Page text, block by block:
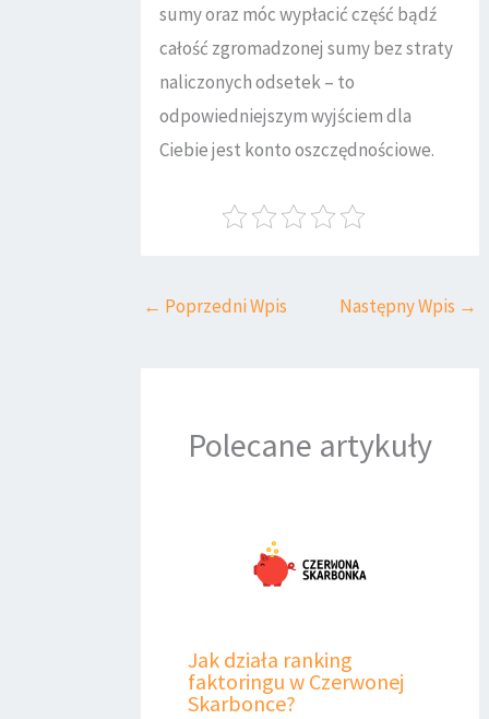
sumy oraz móc wypłacić część bądź
całość zgromadzonej sumy bez straty
naliczonych odsetek – to
odpowiedniejszym wyjściem dla
Ciebie jest konto oszczędnościowe.
← Poprzedni Wpis Następny Wpis →
Polecane artykuły
Jak działa ranking
faktoringu w Czerwonej
Skarbonce?